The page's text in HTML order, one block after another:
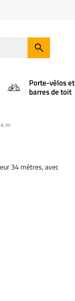
Porte-vélos et
barres de toit
m
34 mètres, avec